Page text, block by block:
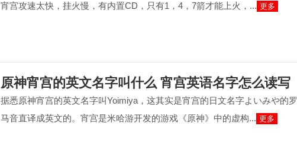
宵宫攻速太快，挂火慢，有内置CD，只有1，4，7箭才能上火，... 更多
原神宵宫的英文名字叫什么 宵宫英语名字怎么读写
据悉原神宵宫的英文名字叫Yoimiya，这其实是宵宫的日文名字よいみや的罗
马音直译成英文的。宵宫是米哈游开发的游戏《原神》中的虚构... 更多